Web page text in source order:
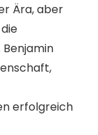
Ära, aber
erfolgreich